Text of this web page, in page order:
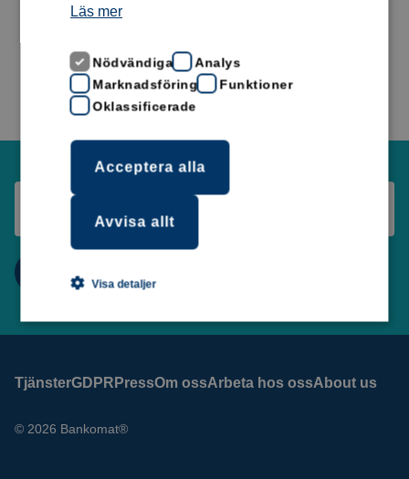
TjänsterGDPR PressOm ossArbeta hos ossAbout us
© 2026 Bankomat®
Läs mer
Nödvändiga
Analys
Marknadsföring
Funktioner
Oklassificerade
Acceptera alla
Avvisa allt
Visa detaljer